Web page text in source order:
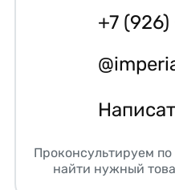
+7
Проконсультируем
найти нужный